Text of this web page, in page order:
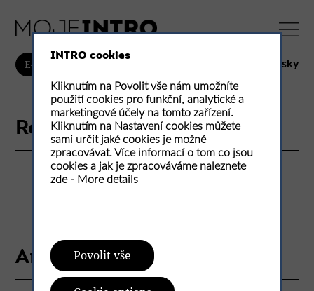
INTRO cookies
Kliknutím na Povolit vše nám umožníte
použití cookies pro funkční, analytické a
marketingové účely na tomto zařízení.
Kliknutím na Nastavení cookies můžete
sami určit jaké cookies je možné
zpracovávat. Více informací o tom co jsou
cookies a jak je zpracováváme naleznete
zde - More details
Povolit vše
E-Shop česky
Realisations
Articles